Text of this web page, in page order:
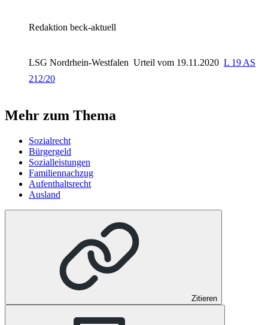
Redaktion beck-aktuell
LSG Nordrhein-Westfalen Urteil vom 19.11.2020 L 19 AS
212/20
Mehr zum Thema
Sozialrecht
Bürgergeld
Sozialleistungen
Familiennachzug
Aufenthaltsrecht
Ausland
Zitieren